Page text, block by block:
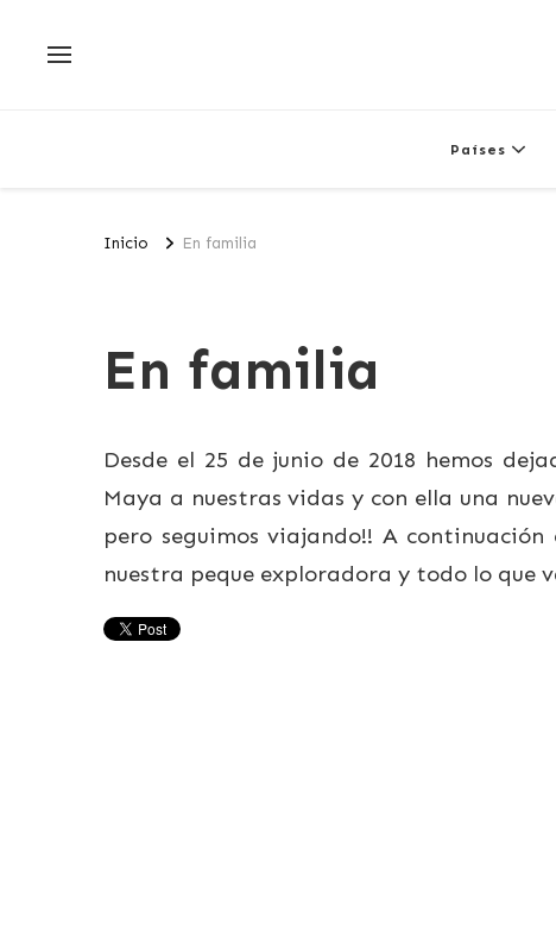
Países
Inicio En familia
En familia
Desde el 25 de junio de 2018 hemos
Maya a nuestras vidas y con ella una
pero seguimos viajando!! A
nuestra peque exploradora y todo lo que